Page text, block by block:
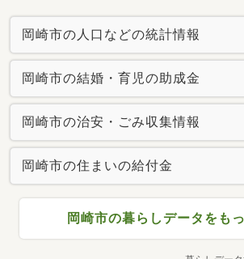
岡崎市の人口などの統計情報
岡崎市の結婚・育児の助成金
岡崎市の治安・ごみ収集情報
岡崎市の住まいの給付金
岡崎市の暮らしデータをも